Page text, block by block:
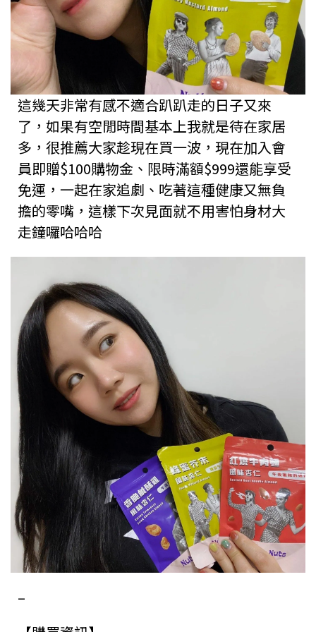
這幾天非常有感不適合趴趴走的日子又來
了，如果有空閒時間基本上我就是待在家居
多，很推薦大家趁現在買一波，現在加入會
員即贈$100購物金、限時滿額$999還能享受
免運，一起在家追劇、吃著這種健康又無負
擔的零嘴，這樣下次見面就不用害怕身材大
走鐘囉哈哈哈
–